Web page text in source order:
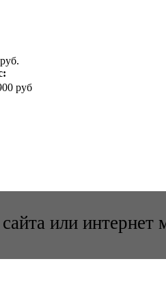
руб
или интернет